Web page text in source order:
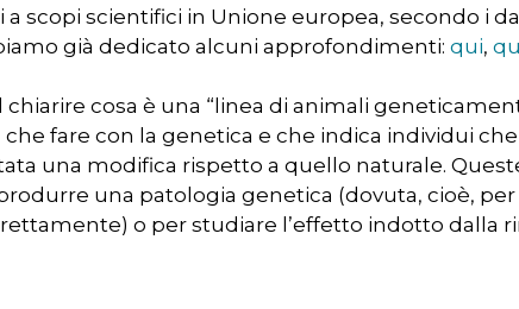
scopi scientifici in Unione europea, secondo i
già dedicato alcuni approfondimenti: qui,
cosa è una “linea di animali
fare con la genetica e che indica individui
una modifica rispetto a quello naturale.
una patologia genetica (dovuta, cioè,
o per studiare l’effetto indotto dalla